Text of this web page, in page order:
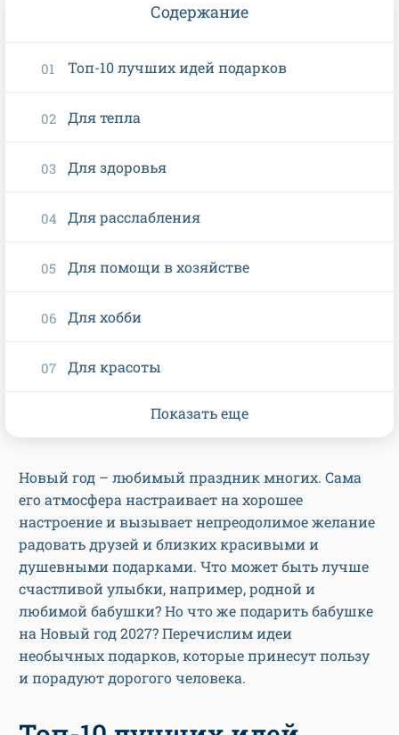
Новый год – любимый праздник многих. Сама
его атмосфера настраивает на хорошее
настроение и вызывает непреодолимое желание
радовать друзей и близких красивыми и
душевными подарками. Что может быть лучше
счастливой улыбки, например, родной и
любимой бабушки? Но что же подарить бабушке
на Новый год 2027? Перечислим идеи
необычных подарков, которые принесут пользу
и порадуют дорогого человека.
Содержание
Топ-10 лучших идей подарков
Для тепла
Для здоровья
Для расслабления
Для помощи в хозяйстве
Для хобби
Для красоты
Показать еще